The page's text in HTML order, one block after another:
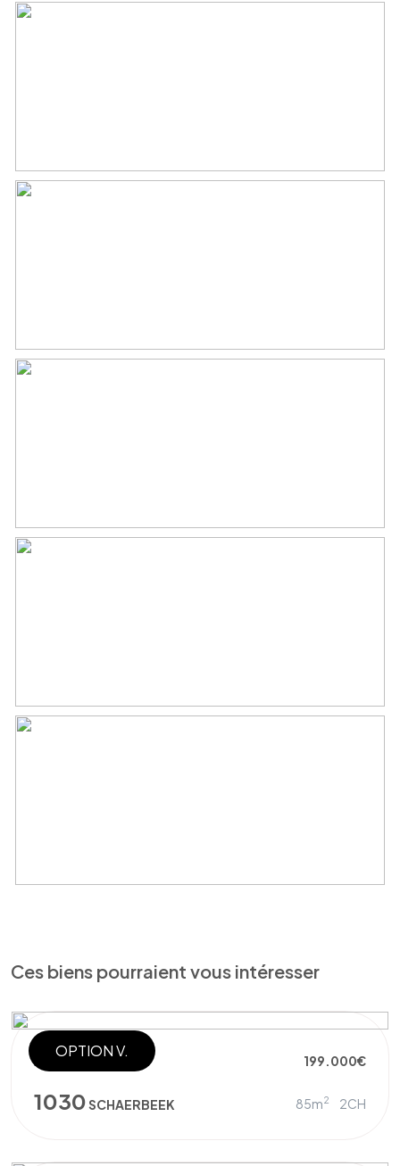
Ces biens pourraient vous intéresser
OPTION V.
APPARTEMENT 199.000€
1030SCHAERBEEK 85m2 2CH